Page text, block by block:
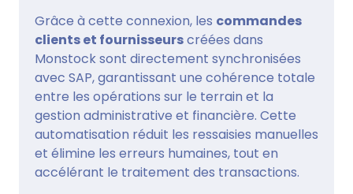
Grâce à cette connexion, les commandes
clients et fournisseurscréées dans
Monstock sont directement synchronisées
avec SAP, garantissant une cohérence totale
entre les opérations sur le terrain et la
gestion administrative et financière. Cette
automatisation réduit les ressaisies manuelles
et élimine les erreurs humaines, tout en
accélérant le traitement des transactions.